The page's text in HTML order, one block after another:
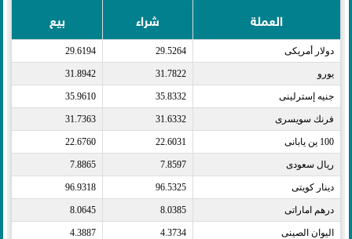
العملة شراء بيع
دولار أمريكى​ 29.5264
29.6194
يورو​ 31.7822
31.8942
جنيه إسترلينى​ 35.8332
35.9610
فرنك سويسرى​ 31.6332
31.7363
100 ين يابانى​ 22.6031
22.6760
ريال سعودى​ 7.8597
7.8865
دينار كويتى​ 96.5325
96.9318
درهم اماراتى​ 8.0385
8.0645
اليوان الصينى​ 4.3734
4.3887